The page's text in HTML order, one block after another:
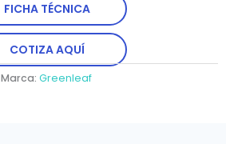
FICHA TÉCNICA
COTIZA AQUÍ
Marca: Greenleaf